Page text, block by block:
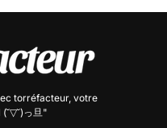
torréfacteur, votre
っ旦"